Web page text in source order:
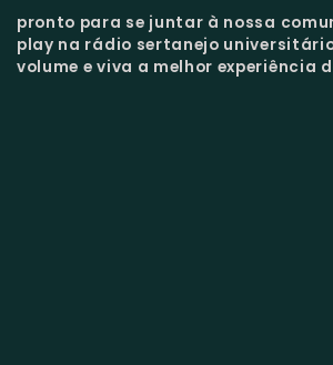
pronto para se juntar à nossa
play na rádio sertanejo
volume e viva a melhor experiência